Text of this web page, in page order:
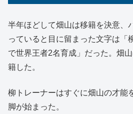
半年ほどして畑山は移籍を決意、
っていると目に留まった文字は「
で世界王者2名育成」だった。畑
籍した。
柳トレーナーはすぐに畑山の才能
脚が始まった。